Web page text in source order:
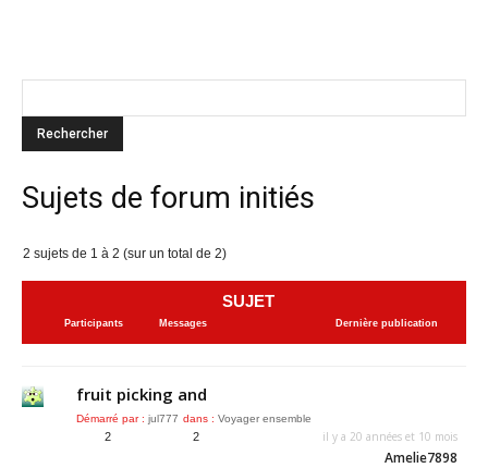
Sujets de forum initiés
2 sujets de 1 à 2 (sur un total de 2)
SUJET
Participants Messages Dernière publication
fruit picking and
Démarré par : jul777 dans : Voyager ensemble
2 2 il y a 20 années et 10 mois
Amelie7898